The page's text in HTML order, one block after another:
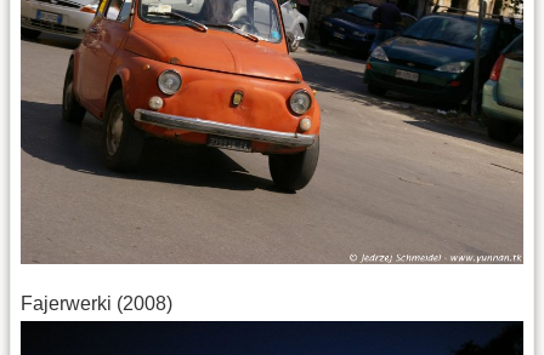
Fajerwerki (2008)